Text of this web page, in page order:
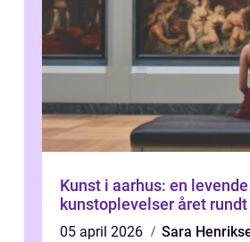
Kunst i aarhus: en
kunstoplevelser året rundt
05 april 2026
Sara